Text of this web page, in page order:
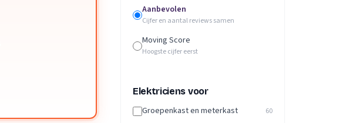
Aanbevolen
Cijfer en aantal reviews samen
Moving Score
Hoogste cijfer eerst
Elektriciens voor
Groepenkast en meterkast 60